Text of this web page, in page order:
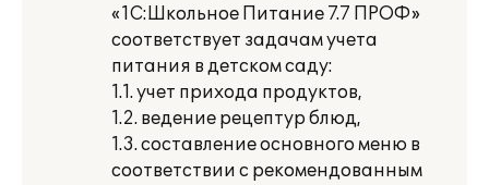
«1С:Школьное Питание 7.7 ПРОФ»
соответствует задачам учета
питания в детском саду:
1.1. учет прихода продуктов,
1.2. ведение рецептур блюд,
1.3. составление основного меню в
соответствии с рекомендованным